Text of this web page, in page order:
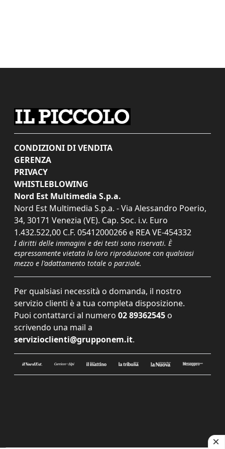
CONDIZIONI DI VENDITA
GERENZA
PRIVACY
WHISTLEBLOWING
Nord Est Multimedia S.p.a.
Nord Est Multimedia S.p.a. - Via Alessandro Poerio,
34, 30171 Venezia (VE). Cap. Soc. i.v. Euro
1.432.522,00 C.F. 05412000266 e REA VE-454332
I diritti delle immagini e dei testi sono riservati. È
espressamente vietata la loro riproduzione con qualsiasi
mezzo e l'adattamento totale o parziale.
Per qualsiasi necessità o domanda, il nostro
servizio clienti è a tua completa disposizione.
Puoi contattarci al numero 02 89362545 o
scrivendo una mail a
servizioclienti@grupponem.it.